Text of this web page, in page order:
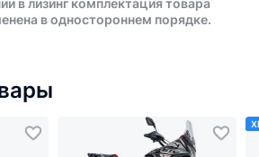
в лизинг комплектация товара
в одностороннем порядке.